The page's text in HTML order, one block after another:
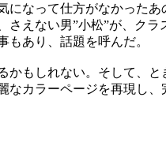
になって仕方がなかっ
えない男”小松”が、ク
あり、話題を呼んだ。
もしれない。そして、
カラーページを再現し、